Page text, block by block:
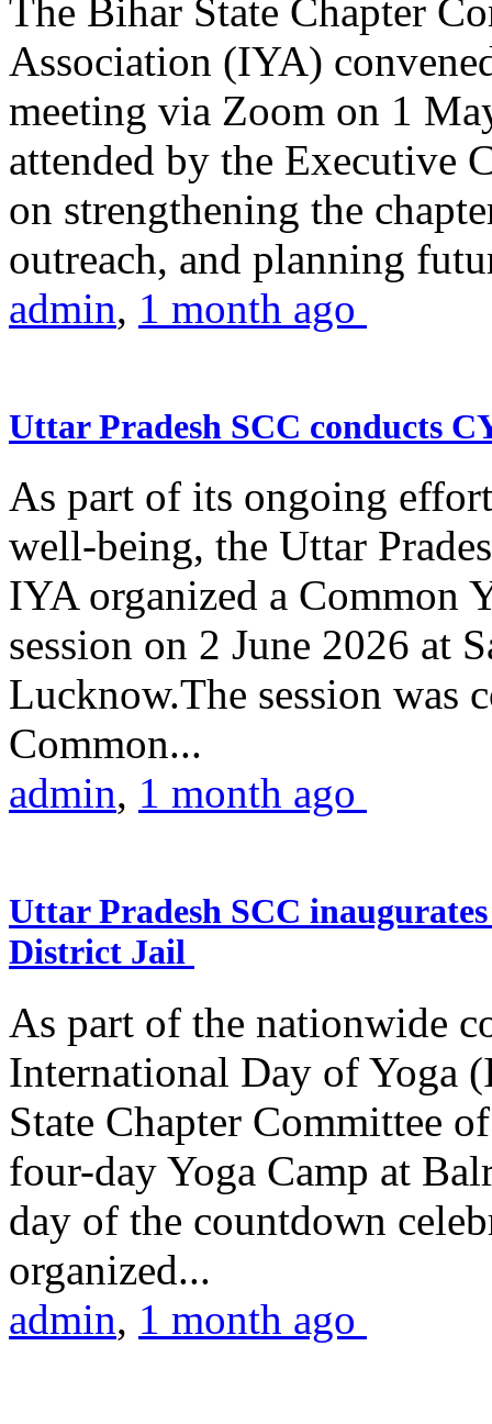
The Bihar State Chapter
Association (IYA)
meeting via Zoom on 1
attended by the Executive
on strengthening the
outreach, and planning
admin, 1 month ago
Uttar Pradesh SCC conducts
As part of its ongoing
well-being, the Uttar
IYA organized a Common
session on 2 June 2026 at
Lucknow.The session was
Common...
admin, 1 month ago
Uttar Pradesh SCC
District Jail
As part of the nationwide
International Day of Yoga
State Chapter Committee
four-day Yoga Camp at
day of the countdown
organized...
admin, 1 month ago